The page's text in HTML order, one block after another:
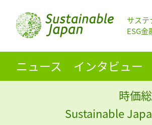
サステ
ESG金
ニュース インタビュー
時価
Sustainable